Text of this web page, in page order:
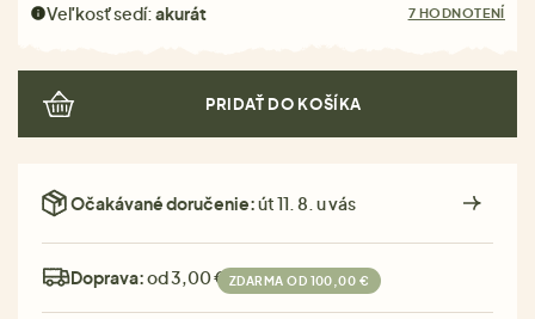
Veľkosť sedí:akurát 7 HODNOTENÍ
PRIDAŤ DO KOŠÍKA
Očakávané doručenie:út 11. 8. u vás
Doprava:od 3,00 € ZDARMA OD 100,00 €